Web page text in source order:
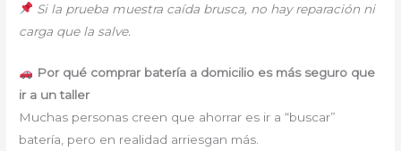
Si la prueba muestra caída brusca, no hay reparación ni
carga que la salve.
Por qué comprar batería a domicilio es más seguro que
ir a un taller
Muchas personas creen que ahorrar es ir a “buscar”
batería, pero en realidad arriesgan más.